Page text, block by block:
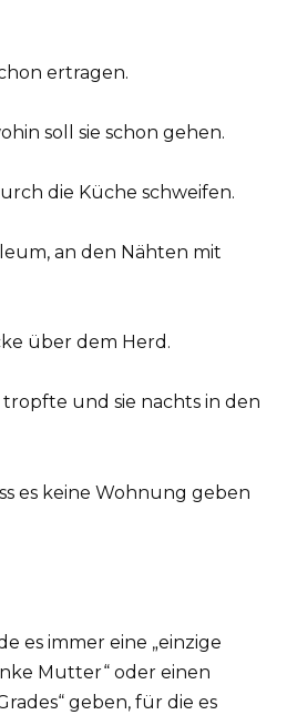
ertragen.
soll sie schon gehen.
die Küche schweifen.
an den Nähten mit
über dem Herd.
tropfte und sie nachts in den
es keine Wohnung geben
es immer eine „einzige
Mutter“ oder einen
geben, für die es